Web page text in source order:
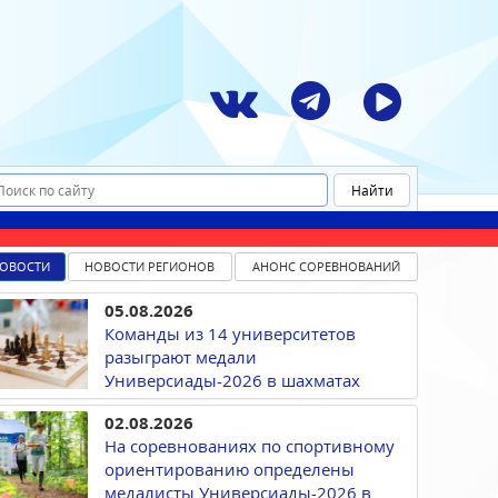
НОВОСТИ РЕГИОНОВ АНОНС СОРЕВНОВАНИЙ
05.08.2026
Команды из 14 университетов
разыграют медали
Универсиады-2026 в шахматах
02.08.2026
На соревнованиях по спортивному
ориентированию определены
медалисты Универсиады-2026 в